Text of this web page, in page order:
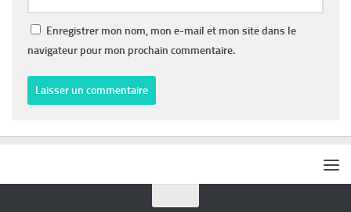
Enregistrer mon nom, mon e-mail et mon site dans le
navigateur pour mon prochain commentaire.